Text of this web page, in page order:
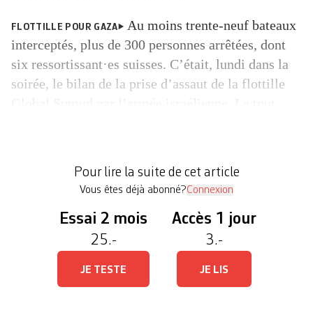
FLOTTILLE POUR GAZA
Au moins trente-neuf bateaux
interceptés, plus de 300 personnes arrêtées, dont
six ressortissant·es suisses. C’était, lundi dans la
soirée, le bilan de la prise d’assaut de la flottille
visant à […]
Pour lire la suite de cet article
Vous êtes déjà abonné?Connexion
Essai 2 mois
25.-
JE TESTE
Accès 1 jour
3.-
JE LIS